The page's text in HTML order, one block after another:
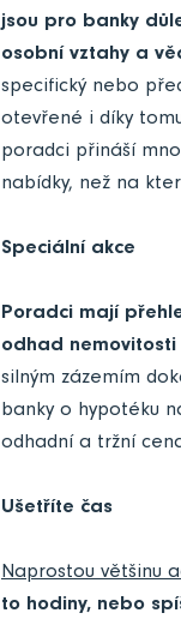
jsou pro banky
osobní vztahy a
specifický nebo
otevřené i díky
poradci přináší
nabídky, než na
Speciální akce
Poradci mají
odhad
silným zázemím
banky o hypotéku
odhadní a tržní
Ušetříte čas
Naprostou většinu
to hodiny, nebo